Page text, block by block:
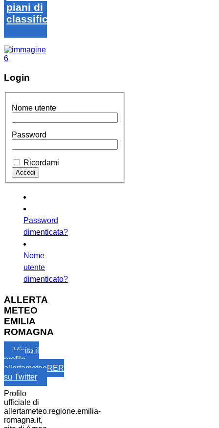
piani di
classifica
Login
Nome utente
Password
Ricordami
Password
dimenticata?
Nome
utente
dimenticato?
ALLERTA
METEO
EMILIA
ROMAGNA
Visita il
profilo
allertameteoRER
su Twitter
Profilo
ufficiale di
allertameteo.regione.emilia-
romagna.it,